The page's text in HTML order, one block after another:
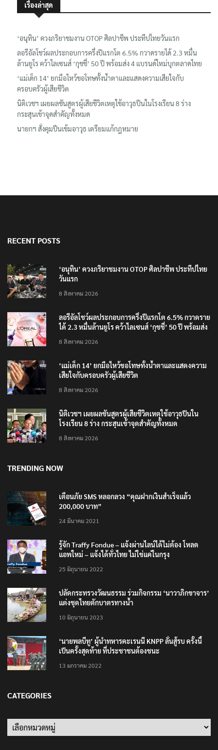
เรื่องล่าสุด
‘อนุทิน’ ควงภริยาชมงาน OTOP ศิลปาชีพ ประทีปไทยวันแรก
ลอรีอัลโชว์ผลประกอบการครึ่งปีแรกโต 6.5% กวาดรายได้ 2.3 หมื่น
ล้านยูโร คว้าไลเซนส์ ‘กุชชี่’ 50 ปี พร้อมส่ง 4 แบรนด์ใหม่บุกตลาดไทย
‘แม่เด็ก 14’ ยกมือไหว้ขอโทษทั้งน้ำตาและแสดงความเสียใจกับ
ครอบครัวผู้เสียชีวิต
นิติเวชฯ เผยผลชันสูตรผู้เสียชีวิตเหตุใช้อาวุธปืนในโรงเรียน 8 ร่าง
กระสุนเข้าจุดสำคัญทั้งหมด
นายกฯ สั่งคุมปืนเข้มอาวุธ เตรียมแก้กฎหมาย
RECENT POSTS
‘อนุทิน’ ควงภริยาชมงาน OTOP ศิลปาชีพ ประทีปไทย
วันแรก
8 สิงหาคม 2026
ลอรีอัลโชว์ผลประกอบการครึ่งปีแรกโต 6.5% กวาดราย
ได้ 2.3 หมื่นล้านยูโร คว้าไลเซนส์ ‘กุชชี่’ 50 ปี พร้อมส่ง
8 สิงหาคม 2026
‘แม่เด็ก 14’ ยกมือไหว้ขอโทษทั้งน้ำตาและแสดงความ
เสียใจกับครอบครัวผู้เสียชีวิต
8 สิงหาคม 2026
นิติเวชฯ เผยผลชันสูตรผู้เสียชีวิตเหตุใช้อาวุธปืนใน
โรงเรียน 8 ร่าง กระสุนเข้าจุดสำคัญทั้งหมด
8 สิงหาคม 2026
TRENDING NOW
เตือนภัย SMS หลอกลวง “คุณฝากเงินสำเร็จแล้ว
200,000 บาท”
24 มีนาคม 2021
รู้จัก Traffy Fondue – แจ้งผ่านไลน์ได้ไม่ต้อง โหลด
แอพใหม่ – แจ้งได้ทั่วไทย ไม่ใช่แค่ในกรุง
25 มิถุนายน 2022
ปลัดกระทรวงวัฒนธรรม ร่วมกิจกรรม ‘นาวาภิกขาจาร’
แต่งชุดไทยตักบาตรทางน้ำ
10 มิถุนายน 2023
‘นายพลบีทู’ ผู้นำทหารคะเรนนี KNPP ลั่นสู้รบ ครั้งนี้
เป็นครั้งสุดท้าย ที่ประชาชนต้องชนะ
13 มกราคม 2022
CATEGORIES
Categories